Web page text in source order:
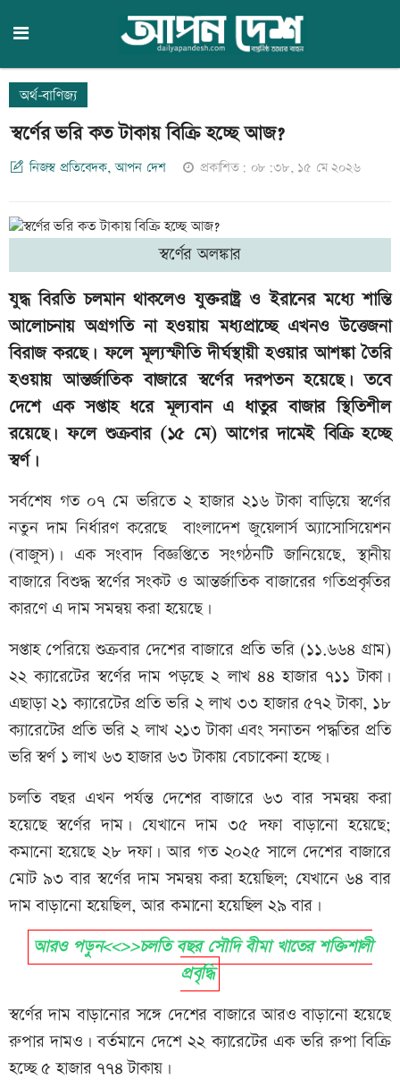
অর্থ-বাণিজ্য
স্বর্ণের ভরি কত টাকায় বিক্রি হচ্ছে আজ?
নিজস্ব প্রতিবেদক, আপন দেশ প্রকাশিত: ০৮:৩৮, ১৫ মে ২০২৬
স্বর্ণের অলঙ্কার
যুদ্ধ বিরতি চলমান থাকলেও যুক্তরাষ্ট্র ও ইরানের মধ্যে শান্তি
আলোচনায় অগ্রগতি না হওয়ায় মধ্যপ্রাচ্ছে এখনও উত্তেজনা
বিরাজ করছে। ফলে মূল্যস্ফীতি দীর্ঘস্থায়ী হওয়ার আশঙ্কা তৈরি
হওয়ায় আন্তর্জাতিক বাজারে স্বর্ণের দরপতন হয়েছে। তবে
দেশে এক সপ্তাহ ধরে মূল্যবান এ ধাতুর বাজার স্থিতিশীল
রয়েছে। ফলে শুক্রবার (১৫ মে) আগের দামেই বিক্রি হচ্ছে
স্বর্ণ।
সর্বশেষ গত ০৭ মে ভরিতে ২ হাজার ২১৬ টাকা বাড়িয়ে স্বর্ণের
নতুন দাম নির্ধারণ করেছে বাংলাদেশ জুয়েলার্স অ্যাসোসিয়েশন
(বাজুস)। এক সংবাদ বিজ্ঞপ্তিতে সংগঠনটি জানিয়েছে, স্থানীয়
বাজারে বিশুদ্ধ স্বর্ণের সংকট ও আন্তর্জাতিক বাজারের গতিপ্রকৃতির
কারণে এ দাম সমন্বয় করা হয়েছে।
সপ্তাহ পেরিয়ে শুক্রবার দেশের বাজারে প্রতি ভরি (১১.৬৬৪ গ্রাম)
২২ ক্যারেটের স্বর্ণের দাম পড়ছে ২ লাখ ৪৪ হাজার ৭১১ টাকা।
এছাড়া ২১ ক্যারেটের প্রতি ভরি ২ লাখ ৩৩ হাজার ৫৭২ টাকা, ১৮
ক্যারেটের প্রতি ভরি ২ লাখ ২১৩ টাকা এবং সনাতন পদ্ধতির প্রতি
ভরি স্বর্ণ ১ লাখ ৬৩ হাজার ৬৩ টাকায় বেচাকেনা হচ্ছে।
চলতি বছর এখন পর্যন্ত দেশের বাজারে ৬৩ বার সমন্বয় করা
হয়েছে স্বর্ণের দাম। যেখানে দাম ৩৫ দফা বাড়ানো হয়েছে;
কমানো হয়েছে ২৮ দফা। আর গত ২০২৫ সালে দেশের বাজারে
মোট ৯৩ বার স্বর্ণের দাম সমন্বয় করা হয়েছিল; যেখানে ৬৪ বার
দাম বাড়ানো হয়েছিল, আর কমানো হয়েছিল ২৯ বার।
আরও পড়ুন<<>>চলতি বছর সৌদি বীমা খাতের শক্তিশালী
প্রবৃদ্ধি
স্বর্ণের দাম বাড়ানোর সঙ্গে দেশের বাজারে আরও বাড়ানো হয়েছে
রুপার দামও। বর্তমানে দেশে ২২ ক্যারেটের এক ভরি রুপা বিক্রি
হচ্ছে ৫ হাজার ৭৭৪ টাকায়।